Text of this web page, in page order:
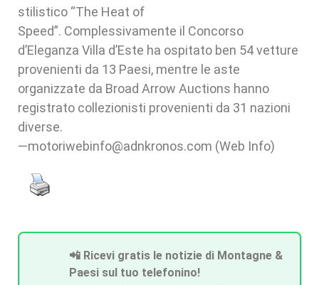
stilistico “The Heat of
Speed”. Complessivamente il Concorso
d’Eleganza Villa d’Este ha ospitato ben 54 vetture
provenienti da 13 Paesi, mentre le aste
organizzate da Broad Arrow Auctions hanno
registrato collezionisti provenienti da 31 nazioni
diverse.
—motoriwebinfo@adnkronos.com (Web Info)
📲 Ricevi gratis le notizie di Montagne &
Paesi sul tuo telefonino!